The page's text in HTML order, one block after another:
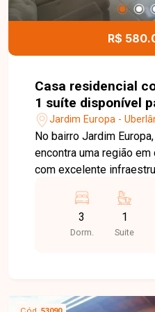
R$
Casa residencial
1 suíte disponível
Jardim Europa em
Jardim Europa -
No bairro Jardim
encontra uma região
com excelente
supermercados,
comércios,
qualidade de vida. Casa disponível para venda
serviço e 2 vagas de
3
Dorm.
1
Suite